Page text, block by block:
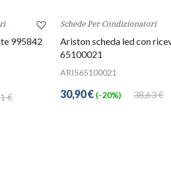
995842
€
Schede Per Condizionatori
Ariston scheda led con
65100021
ARIS65100021
38,63 €
30,90 € (-20%)